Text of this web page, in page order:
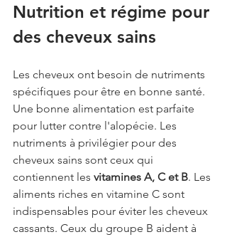
Nutrition et régime pour
des cheveux sains
Les cheveux ont besoin de nutriments
spécifiques pour être en bonne santé.
Une bonne alimentation est parfaite
pour lutter contre l'alopécie. Les
nutriments à privilégier pour des
cheveux sains sont ceux qui
contiennent les vitamines A, C et B. Les
aliments riches en vitamine C sont
indispensables pour éviter les cheveux
cassants. Ceux du groupe B aident à